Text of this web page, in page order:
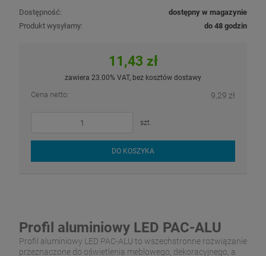
Dostępność:
dostępny w magazynie
Produkt wysyłamy:
do 48 godzin
11,43 zł
zawiera 23.00% VAT, bez kosztów dostawy
Cena netto: 9,29 zł
szt.
DO KOSZYKA
Profil aluminiowy LED PAC-ALU
Profil aluminiowy LED PAC-ALU to wszechstronne rozwiązanie
przeznaczone do oświetlenia meblowego, dekoracyjnego, a